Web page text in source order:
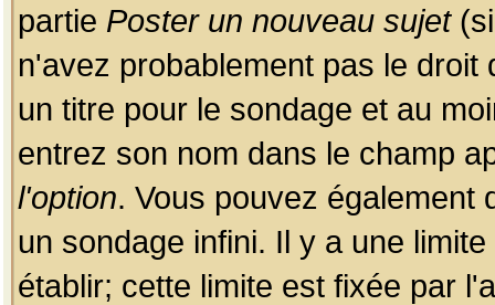
partie Poster un nouveau sujet(si
n'avez probablement pas le
un titre pour le sondage et au
entrez son nom dans le champ
l'option. Vous pouvez également
un sondage infini. Il y a une
établir; cette limite est fixée par